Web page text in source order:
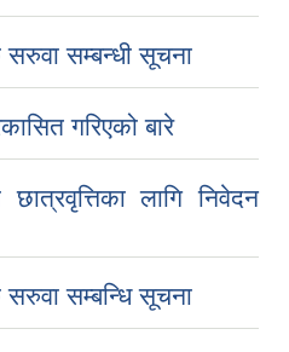
सरुवा सम्बन्धी सूचना
गरिएको बारे
लागि निवेदन
सरुवा सम्बन्धि सूचना